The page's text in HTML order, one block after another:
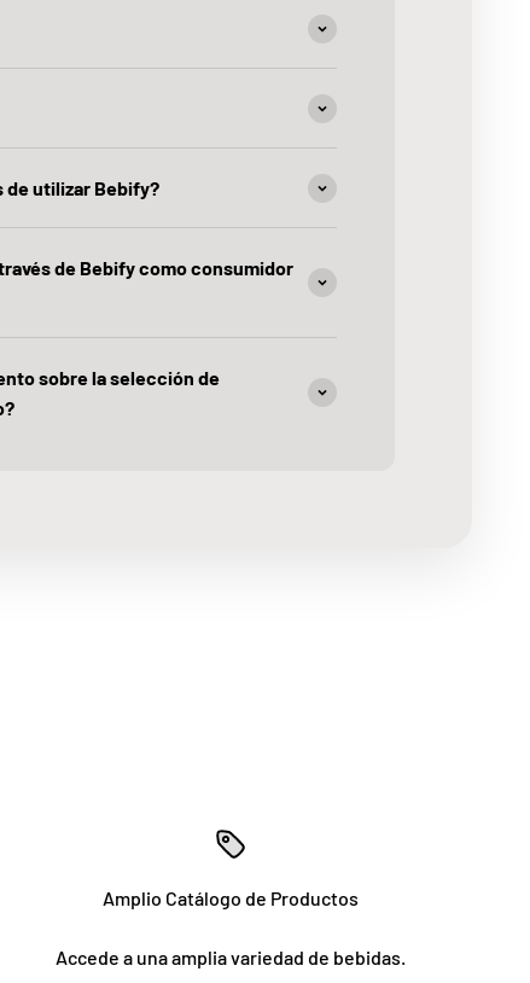
de utilizar Bebify?
de Bebify como consumidor
sobre la selección de
Amplio Catálogo de Productos
Accede a una amplia variedad de bebidas.